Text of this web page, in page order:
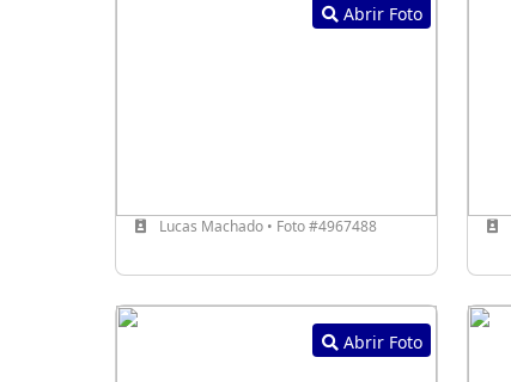
Abrir Foto
Lucas Machado • Foto #4967488
Abrir Foto